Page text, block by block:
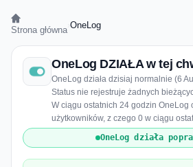
Strona główna OneLog
OneLog DZIAŁA w tej
OneLog działa dzisiaj normalnie (6
Status nie rejestruje żadnych
W ciągu ostatnich 24 godzin OneLog
użytkowników, z czego 0 w ciągu
OneLog działa